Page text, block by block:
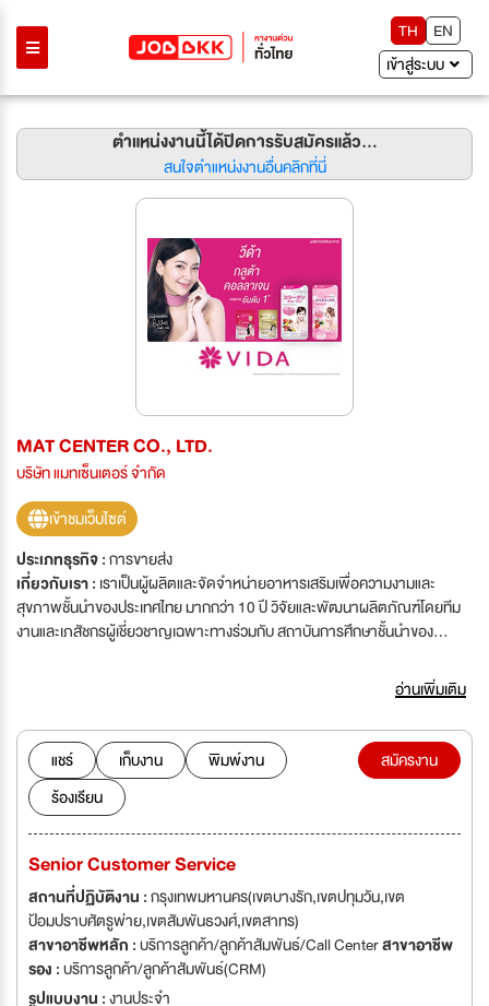
TH
EN
เข้าสู่ระบบ
ตำแหน่งงานนี้ได้ปิดการรับสมัครแล้ว...
สนใจตำแหน่งงานอื่นคลิกที่นี่
MAT CENTER CO., LTD.
บริษัท แมทเซ็นเตอร์ จำกัด
เข้าชมเว็บไซต์
ประเภทธุรกิจ :การขายส่ง
เกี่ยวกับเรา : เราเป็นผู้ผลิตและจัดจำหน่ายอาหารเสริมเพื่อความงามและ
สุขภาพชั้นนำของประเทศไทย มากกว่า 10 ปี วิจัยและพัฒนาผลิตภัณฑ์โดยทีม
งานและเภสัชกรผู้เชี่ยวชาญเฉพาะทางร่วมกับ สถาบันการศึกษาชั้นนำของ
สินค้า เพื่อให้ได้ผลิตภัณฑ์ที่มีประสิทธิภาพ ปลอดภัย ใช้แล้วเห็นผลจริง ผ่าน
กระบวนการผลิตและเครื่องจักรอันทันสมัย สะอาดปลอดภัย ได้รับการรับรอง
มาตรฐาน GMP เพื่อตอบสนองความต้องการของผู้บริโภคยุคใหม่ที่ดูแลและ
ใส่ใจในคุณภาพของชีวิต
อ่านเพิ่มเติม
แชร์ เก็บงาน
พิมพ์งาน
ร้องเรียน
สมัครงาน
Senior Customer Service
สถานที่ปฏิบัติงาน :กรุงเทพมหานคร(เขตบางรัก,เขตปทุมวัน,เขต
ป้อมปราบศัตรูพ่าย,เขตสัมพันธวงศ์,เขตสาทร)
สาขาอาชีพหลัก :บริการลูกค้า/ลูกค้าสัมพันธ์/Call Centerสาขาอาชีพ
รอง :บริการลูกค้า/ลูกค้าสัมพันธ์(CRM)
รูปแบบงาน :งานประจำ